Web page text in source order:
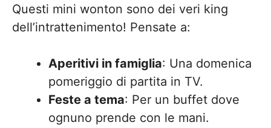
Questi mini wonton sono dei veri king
dell’intrattenimento! Pensate a:
Aperitivi in famiglia: Una domenica
pomeriggio di partita in TV.
Feste a tema: Per un buffet dove
ognuno prende con le mani.